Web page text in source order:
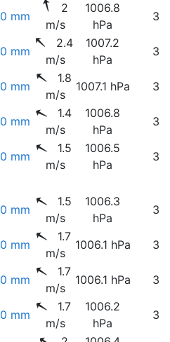
0 mm
2
m/s
1006.8
hPa
0 mm
2.4
m/s
1007.2
hPa
0 mm
1.8
m/s
1007.1 hPa
0 mm
1.4
m/s
1006.8
hPa
0 mm
1.5
m/s
1006.5
hPa
0 mm
1.5
m/s
1006.3
hPa
0 mm
1.7
m/s
1006.1 hPa
0 mm
1.7
m/s
1006.1 hPa
0 mm
1.7
m/s
1006.2
hPa